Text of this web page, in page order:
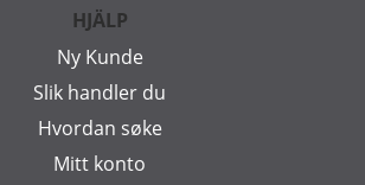
HJÄLP
Ny Kunde
Slik handler du
Hvordan søke
Mitt konto